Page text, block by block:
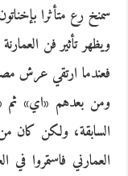
سمنخ رع متأثرا بإخناتون
ويظهر تأثير فن
فعندما ارتقي عرش
ومن بعدهم «اي»
السابقة، ولكن كان
العمارني فاستمروا